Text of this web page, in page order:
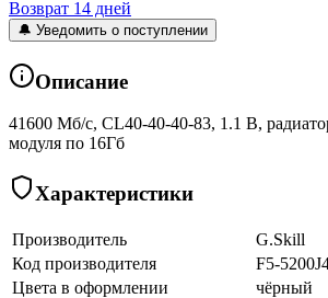
Возврат 14 дней
🔔 Уведомить о поступлении
Описание
41600 Мб/с, CL40-40-40-83, 1.1 В,
модуля по 16Гб
Характеристики
Производитель
G.Skill
Код производителя
F5-
Цвета в оформлении
чёрный